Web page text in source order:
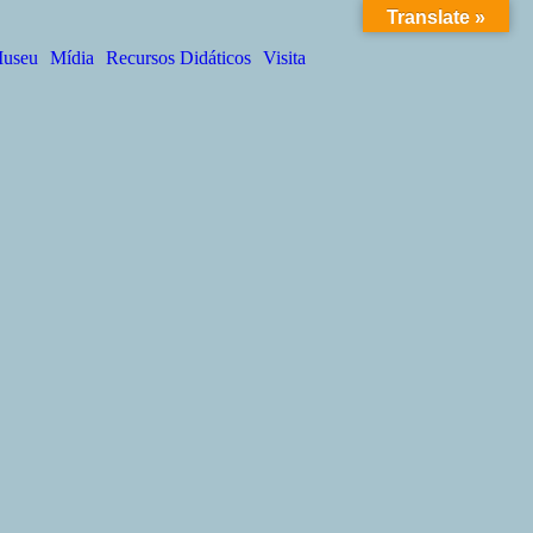
Mídia Recursos Didáticos Visita
Translate »
Got it!